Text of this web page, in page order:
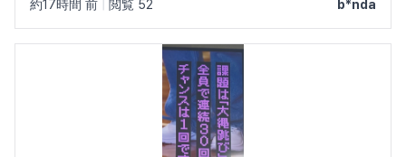
깝고 t가 유독 가로가 짧아서 예쁘더라구요
約17時間 前 閲覧 52 b*nda